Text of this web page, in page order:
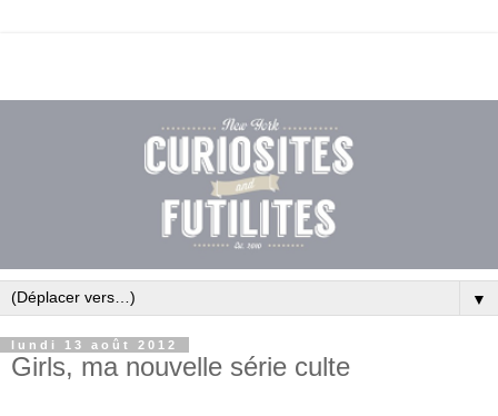
▼
lundi 13 août 2012
Girls, ma nouvelle série culte